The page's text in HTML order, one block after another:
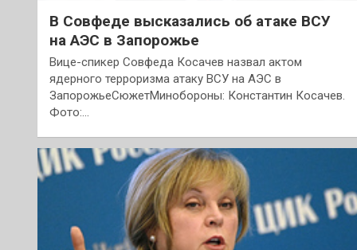
В Совфеде высказались об атаке ВСУ
на АЭС в Запорожье
Вице-спикер Совфеда Косачев назвал актом
ядерного терроризма атаку ВСУ на АЭС в
ЗапорожьеСюжетМинобороны: Константин Косачев.
Фото:…